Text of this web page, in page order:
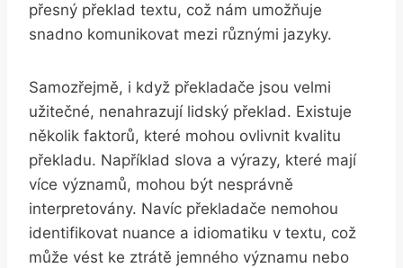
přesný překlad textu, což nám umožňuje
snadno komunikovat mezi různými jazyky.
Samozřejmě, i když překladače jsou velmi
užitečné, nenahrazují lidský překlad. Existuje
několik faktorů, které mohou ovlivnit kvalitu
překladu. Například slova a výrazy, které mají
více významů, mohou být nesprávně
interpretovány. Navíc překladače nemohou
identifikovat nuance a idiomatiku v textu, což
může vést ke ztrátě jemného významu nebo